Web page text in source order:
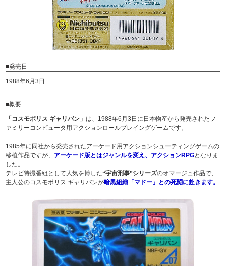
■発売日
1988年6月3日
■概要
「コスモポリス ギャリバン」は、1988年6月3日に日本物産から発売されたフ
ァミリーコンピュータ用アクションロールプレイングゲームです。
1985年に同社から発売されたアーケード用アクションシューティングゲームの
移植作品ですが、 アーケード版とはジャンルを変え、アクションRPGとなりま
した。
テレビ特撮番組として人気を博した“宇宙刑事”シリーズのオマージュ作品で、
主人公のコスモポリス ギャリバンが暗黒組織「マドー」との死闘に赴きます。